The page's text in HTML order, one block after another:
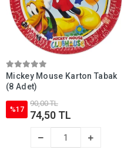
Mickey Mouse Karton Tabak
(8 Adet)
%17
90,00 TL
74,50 TL